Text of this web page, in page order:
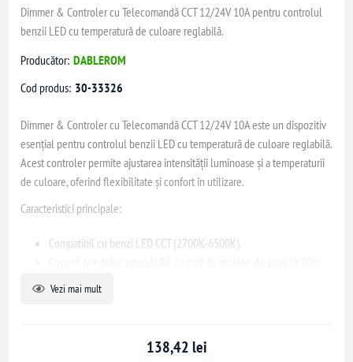
Dimmer & Controler cu Telecomandă CCT 12/24V 10A pentru controlul
benzii LED cu temperatură de culoare reglabilă.
Producător: DABLEROM
Cod produs: 30-33326
Dimmer & Controler cu Telecomandă CCT 12/24V 10A este un dispozitiv
esențial pentru controlul benzii LED cu temperatură de culoare reglabilă.
Acest controler permite ajustarea intensității luminoase și a temperaturii
de culoare, oferind flexibilitate și confort în utilizare.
Caracteristici principale:
Compatibil cu benzi LED CCT (2700K-6500K).
Reglaj precis al intensității luminoase și al temperaturii de culoare.
Acest controler este ideal pentru aplicații rezidențiale și comerciale,
Vezi mai mult
138,42 lei